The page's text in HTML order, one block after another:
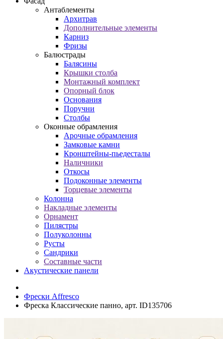
Антаблементы
Архитрав
Дополнительные элементы
Карниз
Фризы
Балюстрады
Балясины
Крышки столба
Монтажный комплект
Опорный блок
Основания
Поручни
Столбы
Оконные обрамления
Арочные обрамления
Замковые камни
Кронштейны-пьедесталы
Наличники
Откосы
Подоконные элементы
Торцевые элементы
Колонна
Накладные элементы
Орнамент
Пилястры
Полуколонны
Русты
Сандрики
Составные части
Акустические панели
Фрески Affresco
Фреска Классические панно, арт. ID135706